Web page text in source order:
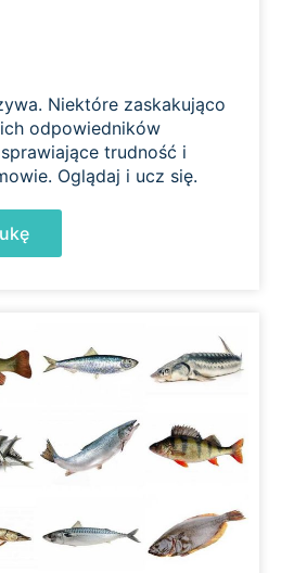
Niektóre zaskakująco
odpowiedników
trudność i
Oglądaj i ucz się.